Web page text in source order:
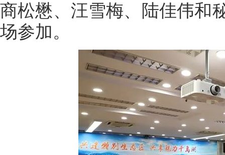
商松懋、汪雪梅、陆佳伟和
场参加。